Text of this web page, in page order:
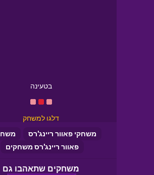
בטעינה
דלגו למשחק
משחקי פאוור ריינג'רס
פאוור ריינג'רס משחקים
משחקים שתאהבו גם